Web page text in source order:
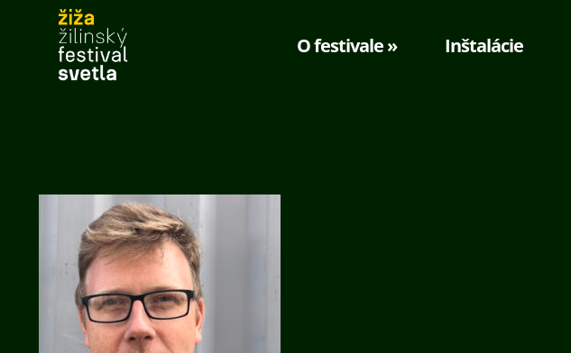
O festivale » Inštalácie